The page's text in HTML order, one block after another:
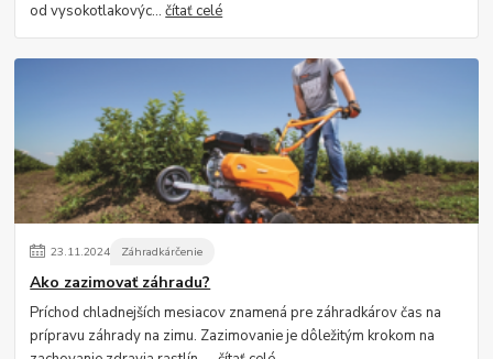
od vysokotlakovýc...čítať celé
23.11.2024 Záhradkárčenie
Ako zazimovať záhradu?
Príchod chladnejších mesiacov znamená pre záhradkárov čas na
prípravu záhrady na zimu. Zazimovanie je dôležitým krokom na